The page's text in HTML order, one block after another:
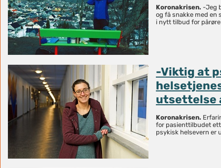
Koronakrisen. -Jeg
og få snakke med en
i nytt tilbud for
-Viktig at
utsettelse
Koronakrisen.
for pasienttilbudet
psykisk helsevern er